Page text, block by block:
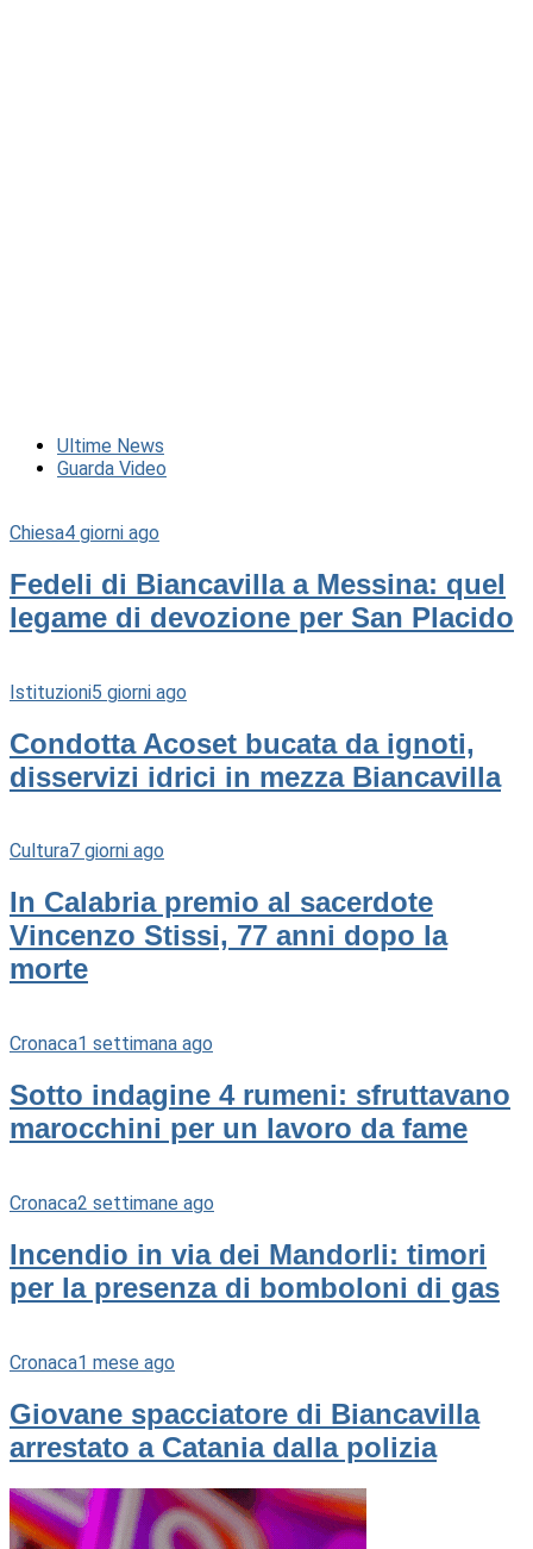
Ultime News
Guarda Video
Chiesa4 giorni ago
Fedeli di Biancavilla a Messina: quel
legame di devozione per San Placido
Istituzioni5 giorni ago
Condotta Acoset bucata da ignoti,
disservizi idrici in mezza Biancavilla
Cultura7 giorni ago
In Calabria premio al sacerdote
Vincenzo Stissi, 77 anni dopo la
morte
Cronaca1 settimana ago
Sotto indagine 4 rumeni: sfruttavano
marocchini per un lavoro da fame
Cronaca2 settimane ago
Incendio in via dei Mandorli: timori
per la presenza di bomboloni di gas
Cronaca1 mese ago
Giovane spacciatore di Biancavilla
arrestato a Catania dalla polizia